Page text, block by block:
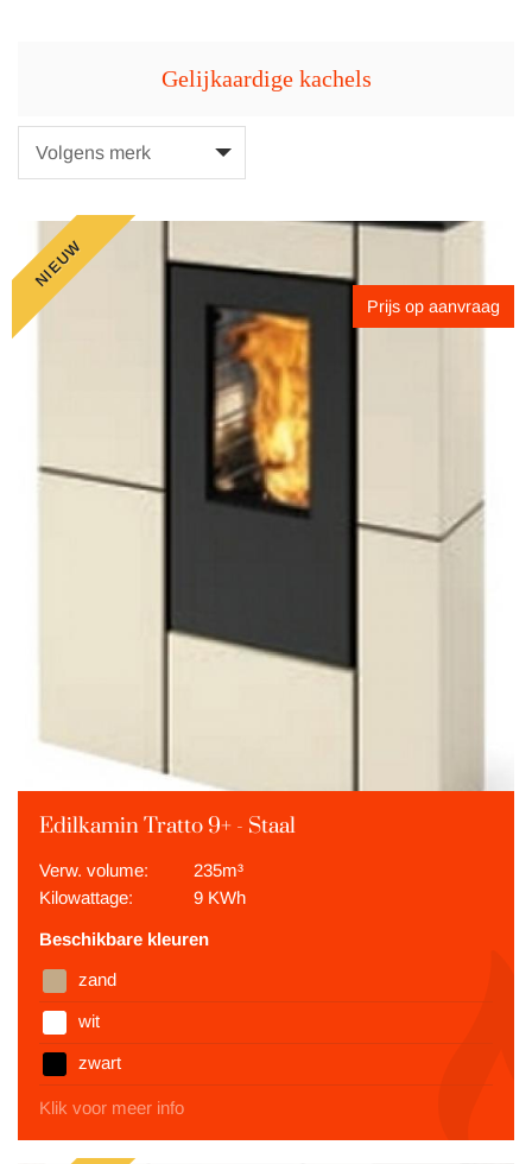
Gelijkaardige kachels
NIEUW
Prijs op aanvraag
Edilkamin Tratto 9+ - Staal
Verw. volume:
235m³
Kilowattage:
9 KWh
Beschikbare kleuren
zand
wit
zwart
Klik voor meer info